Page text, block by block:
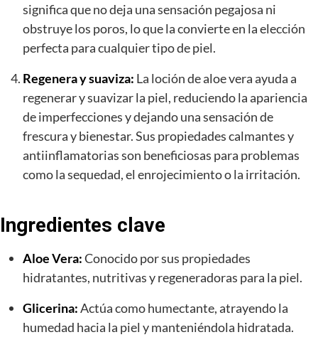
significa que no deja una sensación pegajosa ni
obstruye los poros, lo que la convierte en la elección
perfecta para cualquier tipo de piel.
Regenera y suaviza: La loción de aloe vera ayuda a
regenerar y suavizar la piel, reduciendo la apariencia
de imperfecciones y dejando una sensación de
frescura y bienestar. Sus propiedades calmantes y
antiinflamatorias son beneficiosas para problemas
como la sequedad, el enrojecimiento o la irritación.
Ingredientes clave
Aloe Vera:Conocido por sus propiedades
hidratantes, nutritivas y regeneradoras para la piel.
Glicerina:Actúa como humectante, atrayendo la
humedad hacia la piel y manteniéndola hidratada.